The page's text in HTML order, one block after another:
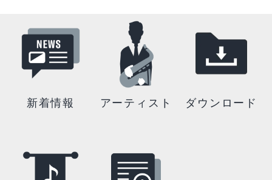
新着情報 アーティスト ダウンロード